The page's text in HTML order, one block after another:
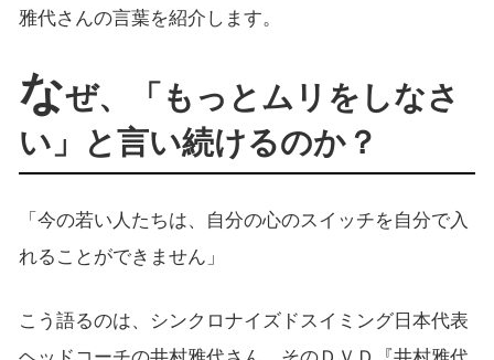
雅代さんの言葉を紹介します。
なぜ、「もっとムリをしなさ
い」と言い続けるのか？
「今の若い人たちは、自分の心のスイッチを自分で入
れることができません」
こう語るのは、シンクロナイズドスイミング日本代表